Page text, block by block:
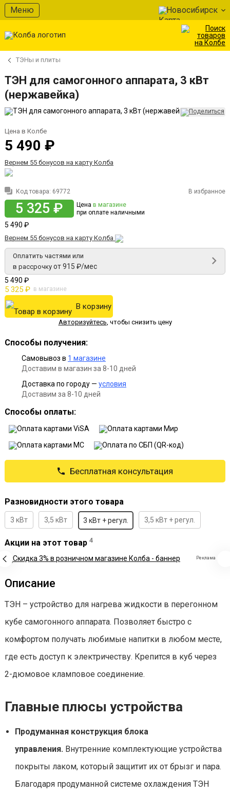
Меню Новосибирск
ТЭНы и плиты
ТЭН для самогонного аппарата, 3 кВт
(нержавейка)
Цена в Колбе
5 490 ₽
Вернем 55 бонусов на карту Колба
Код товара: 69772 В избранное
5 325 ₽ Цена в магазине
при оплате наличными
5 490 ₽
Вернем 55 бонусов на карту Колба
Оплатить частями или
в рассрочку от 915 ₽/мес
5 490 ₽
5 325 ₽ в магазине
В корзину
Авторизуйтесь, чтобы снизить цену
Способы получения:
Самовывоз в 1 магазине
Доставим в магазин за 8-10 дней
Доставка по городу — условия
Доставим за 8-10 дней
Способы оплаты:
Бесплатная консультация
Разновидности этого товара
3 кВт 3,5 кВт 3 кВт + регул. 3,5 кВт + регул.
Акции на этот товар 4
Описание
ТЭН – устройство для нагрева жидкости в перегонном
кубе самогонного аппарата. Позволяет быстро с
комфортом получать любимые напитки в любом месте,
где есть доступ к электричеству. Крепится в куб через
2-дюмовое кламповое соединение.
Главные плюсы устройства
Продуманная конструкция блока
управления. Внутренние комплектующие устройства
покрыты лаком, который защитит их от брызг и пара.
Благодаря продуманной системе охлаждения ТЭН